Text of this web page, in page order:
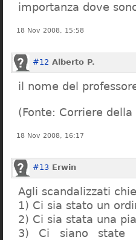
importanza dove
18 Nov 2008, 15:58
#12 Alberto P.
il nome del
(Fonte: Corriere
18 Nov 2008, 16:17
#13 Erwin
Agli scandalizzati
1) Ci sia stato un
2) Ci sia stata una
3) Ci siano state